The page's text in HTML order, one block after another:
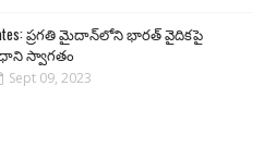
ప్రగతి మైదాన్‌లోని భారత్ వైదికపై
స్వాగతం
Sept 09, 2023